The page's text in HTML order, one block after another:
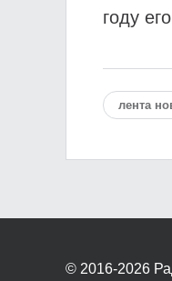
году
лента
© 2016-2026